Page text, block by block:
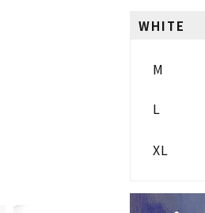
WHITE
M
L
XL